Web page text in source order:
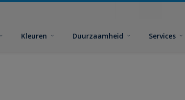
Kleuren Duurzaamheid Services